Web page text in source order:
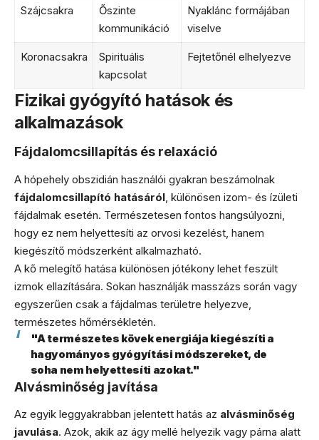
Szájcsakra
Őszinte
kommunikáció
Nyaklánc formájában
viselve
Koronacsakra
Spirituális
kapcsolat
Fejtetőnél elhelyezve
Fizikai gyógyító hatások és
alkalmazások
Fájdalomcsillapítás és relaxáció
A hópehely obszidián használói gyakran beszámolnak
fájdalomcsillapító hatásáról, különösen izom- és ízületi
fájdalmak esetén. Természetesen fontos hangsúlyozni,
hogy ez nem helyettesíti az orvosi kezelést, hanem
kiegészítő módszerként alkalmazható.
A kő melegítő hatása különösen jótékony lehet feszült
izmok ellazítására. Sokan használják masszázs során vagy
egyszerűen csak a fájdalmas területre helyezve,
természetes hőmérsékletén.
"A természetes kövek energiája kiegészíti a
hagyományos gyógyítási módszereket, de
soha nem helyettesíti azokat."
Alvásminőség javítása
Az egyik leggyakrabban jelentett hatás az alvásminőség
javulása. Azok, akik az ágy mellé helyezik vagy párna alatt